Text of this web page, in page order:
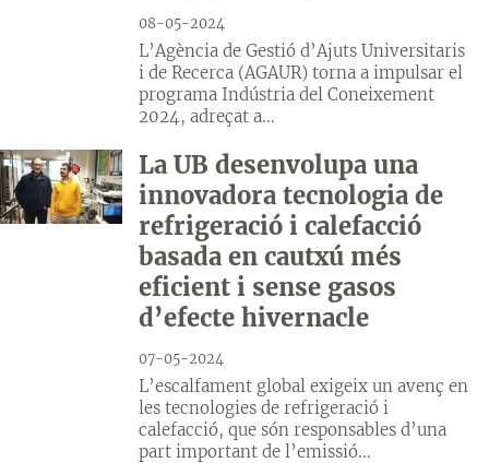
08-05-2024
L’Agència de Gestió d’Ajuts Universitaris
i de Recerca (AGAUR) torna a impulsar el
programa Indústria del Coneixement
2024, adreçat a...
La UB desenvolupa una
innovadora tecnologia de
refrigeració i calefacció
basada en cautxú més
eficient i sense gasos
d’efecte hivernacle
07-05-2024
L’escalfament global exigeix un avenç en
les tecnologies de refrigeració i
calefacció, que són responsables d’una
part important de l’emissió...